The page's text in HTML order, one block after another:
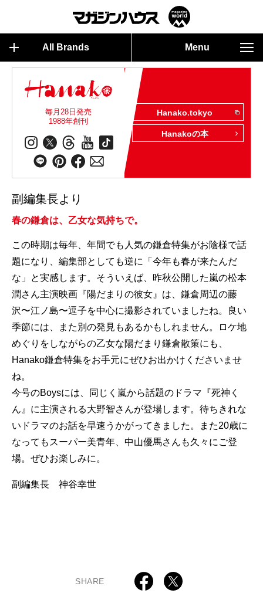
All Brands Menu
毎月28日発売
1988年創刊
Hanako.tokyo
Hanakoの本
副編集長より
春の鎌倉は、乙女な気持ちで。
この時期は毎年、年間でも人気の鎌倉特集がお陰様で話
題になり、編集部としても逆に「今年も春が来たんだ
な」と実感します。そういえば、昨秋公開した嵐の松本
潤さん主演映画『陽だまりの彼女』は、鎌倉周辺の藤
沢〜江ノ島〜逗子を中心に撮影されていましたね。良い
季節には、また別の発見もあるかもしれません。ロケ地
めぐりをしながらの乙女な陽だまり鎌倉散策にも、
Hanako鎌倉特集をお手元にぜひお出かけくださいませ
ね。
今号のBoysには、同じく嵐から話題のドラマ『死神く
ん』に主演される大野智さんが登場します。待ちきれな
いドラマのお話を早速うかがってきました。また20歳に
なってもスーパー美青年、中山優馬さんも久々にご登
場。ぜひお楽しみに。
副編集長 神谷幸世
SHARE